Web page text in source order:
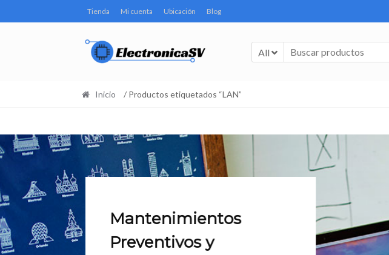
Tienda Mi cuenta Ubicación Blog
All
Inicio / Productos etiquetados “LAN”
Mantenimientos
Preventivos y